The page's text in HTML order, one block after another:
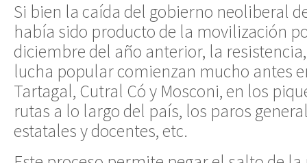
Si bien la caída del gobierno neoliberal
había sido producto de la movilización
diciembre del año anterior, la
lucha popular comienzan mucho antes
Tartagal, Cutral Có y Mosconi, en los
rutas a lo largo del país, los paros
estatales y docentes, etc.